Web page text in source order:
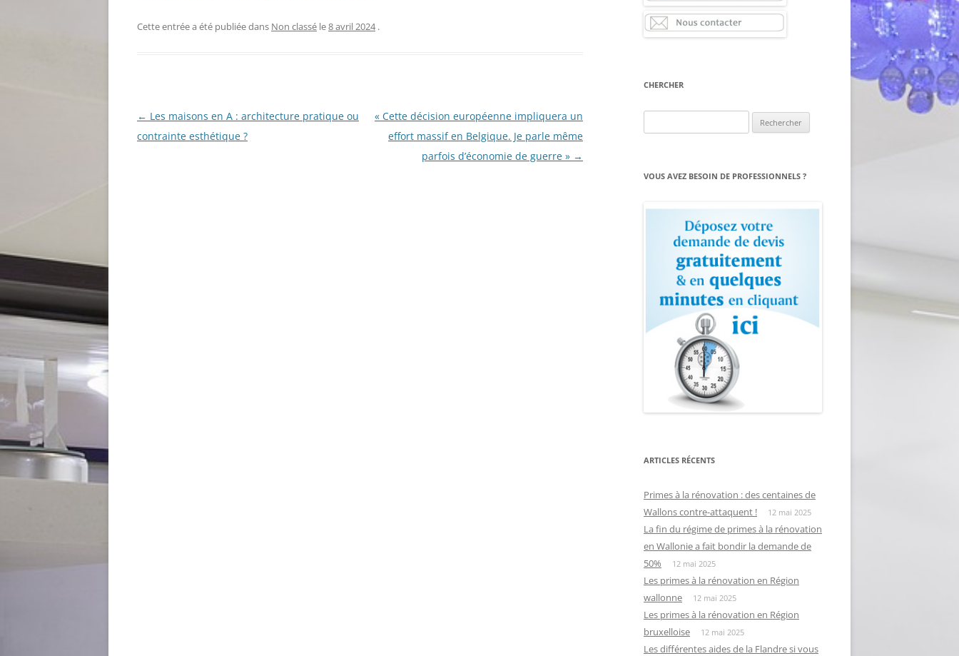
Cette entrée a été publiée dans Non classé le8 avril 2024 .
Navigation
des
← Les maisons en A : architecture pratique ou
contrainte esthétique ?
« Cette décision européenne impliquera un
effort massif en Belgique. Je parle même
parfois d’économie de guerre » →
CHERCHER
VOUS AVEZ BESOIN DE PROFESSIONNELS ?
ARTICLES RÉCENTS
Primes à la rénovation : des centaines de
Wallons contre-attaquent !
12 mai 2025
La fin du régime de primes à la rénovation
en Wallonie a fait bondir la demande de
50%
12 mai 2025
Les primes à la rénovation en Région
wallonne
12 mai 2025
Les primes à la rénovation en Région
bruxelloise
12 mai 2025
Les différentes aides de la Flandre si vous